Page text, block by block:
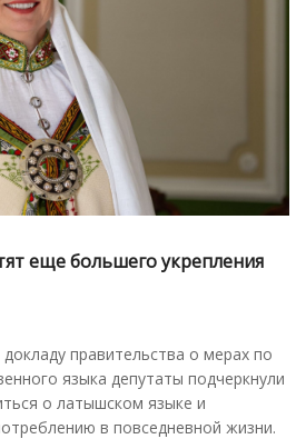
еще большего укрепления
правительства о мерах по
языка депутаты подчеркнули
о латышском языке и
в повседневной жизни.